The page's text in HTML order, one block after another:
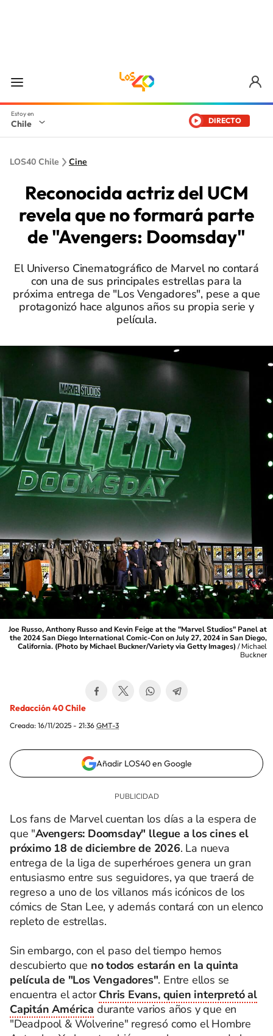
Chile DIRECTO
LOS40 Chile Cine
Reconocida actriz del UCM
revela que no formará parte
de "Avengers: Doomsday"
El Universo Cinematográfico de Marvel no contará
con una de sus principales estrellas para la
próxima entrega de "Los Vengadores", pese a que
protagonizó hace algunos años su propia serie y
película.
Joe Russo, Anthony Russo and Kevin Feige at the "Marvel Studios" Panel at
the 2024 San Diego International Comic-Con on July 27, 2024 in San Diego,
California. (Photo by Michael Buckner/Variety via Getty Images) /Michael
Buckner
Redacción 40 Chile
Creada: 16/11/2025 - 21:36 GMT-3
Añadir LOS40 en Google
Los fans de Marvel cuentan los días a la espera de
que "Avengers: Doomsday" llegue a los cines el
próximo 18 de diciembre de 2026. La nueva
entrega de la liga de superhéroes genera un gran
entusiasmo entre sus seguidores, ya que traerá de
regreso a uno de los villanos más icónicos de los
cómics de Stan Lee, y además contará con un elenco
repleto de estrellas.
Sin embargo, con el paso del tiempo hemos
descubierto que no todos estarán en la quinta
película de "Los Vengadores". Entre ellos se
encuentra el actorChris Evans, quien interpretó al
Capitán América durante varios años y que en
"Deadpool & Wolverine" regresó como el Hombre